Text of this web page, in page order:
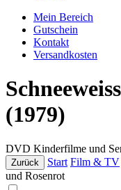
Mein Bereich
Gutschein
Kontakt
Versandkosten
(1979)
DVD Kinderfilme und
Zurück Start Film & TV
und Rosenrot